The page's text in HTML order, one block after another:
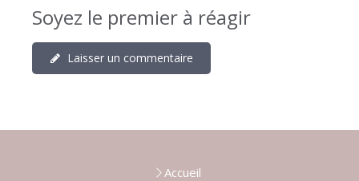
Soyez le premier à réagir
Laisser un commentaire
Accueil